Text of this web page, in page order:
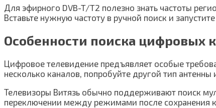
Для эфирного DVB-T/T2 полезно знать частоты
Вставьте нужную частоту в ручной поиск и
Особенности поиска цифровых
Цифровое телевидение предъявляет особые
несколько каналов, попробуйте другой тип антенны
Телевизоры Витязь обычно поддерживают поиск
переключении между режимами после сохранения